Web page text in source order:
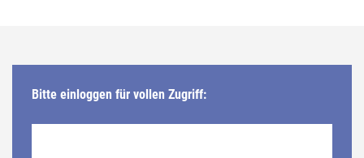
Bitte einloggen für vollen Zugriff: